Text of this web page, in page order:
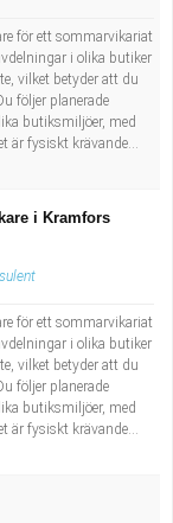
för ett sommarvikariat
i olika butiker
vilket betyder att du
följer planerade
butiksmiljöer, med
är fysiskt krävande...
i Kramfors
för ett sommarvikariat
i olika butiker
vilket betyder att du
följer planerade
butiksmiljöer, med
är fysiskt krävande...